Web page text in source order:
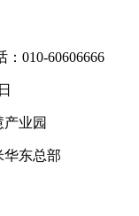
010-60606666
业园
华东总部